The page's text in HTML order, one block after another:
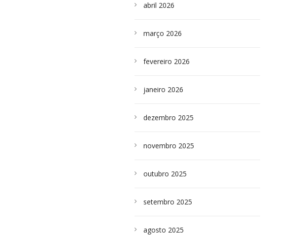
abril 2026
março 2026
fevereiro 2026
janeiro 2026
dezembro 2025
novembro 2025
outubro 2025
setembro 2025
agosto 2025